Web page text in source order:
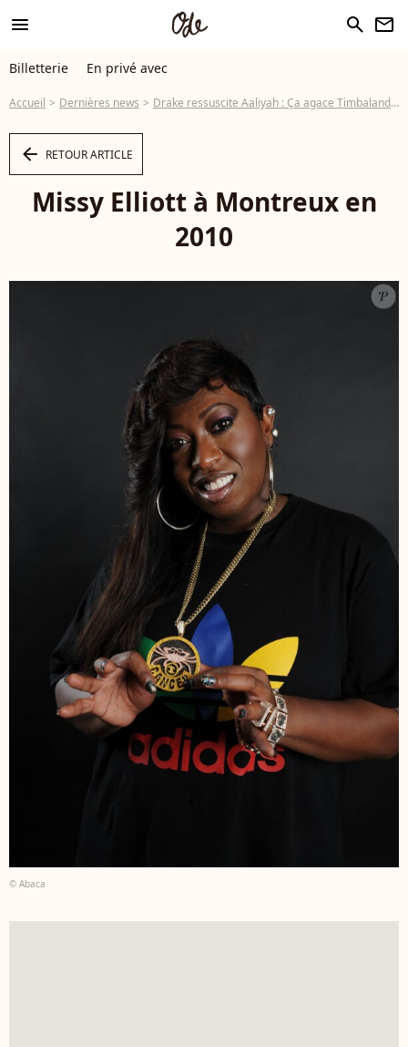
menu search newsletter
Billetterie En privé avec
Accueil Dernières news Drake ressuscite Aaliyah : Ça agace Timbaland et Missy Elliott !
arrow_left RETOUR ARTICLE
Missy Elliott à Montreux en
2010
© Abaca